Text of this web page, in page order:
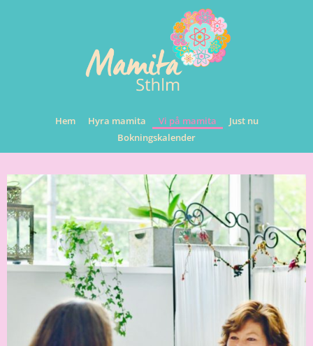
Hem Hyra mamita Vi på mamita
Just nu
Bokningskalender